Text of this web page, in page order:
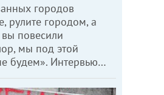
городов
рулите городом, а
повесили
мы под этой
будем». Интервью…